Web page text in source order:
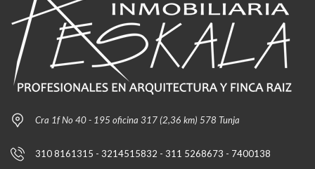
Cra 1f No 40 - 195 oficina 317 (2,36 km) 578 Tunja
310 8161315 - 3214515832 - 311 5268673 - 7400138